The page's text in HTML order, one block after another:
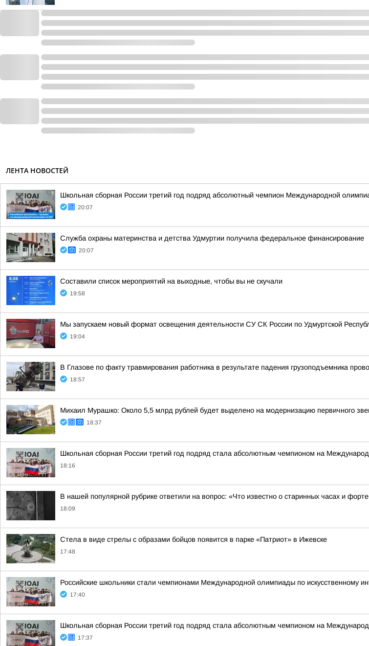
ЛЕНТА НОВОСТЕЙ
Школьная сборная России третий год подряд абсолютный чемпион Международной
20:07
Служба охраны материнства и детства Удмуртии получила федеральное финансирование
20:07
Составили список мероприятий на выходные, чтобы вы не скучали
19:58
Мы запускаем новый формат освещения деятельности СУ СК России по Удмуртской
19:04
В Глазове по факту травмирования работника в результате падения грузоподъемника
18:57
Михаил Мурашко: Около 5,5 млрд рублей будет выделено на модернизацию первичного
18:37
Школьная сборная России третий год подряд стала абсолютным чемпионом на
18:16
В нашей популярной рубрике ответили на вопрос: «Что известно о старинных часах и
18:09
Стела в виде стрелы с образами бойцов появится в парке «Патриот» в Ижевске
17:48
Российские школьники стали чемпионами Международной олимпиады по искусственному
17:40
Школьная сборная России третий год подряд стала абсолютным чемпионом на
17:37